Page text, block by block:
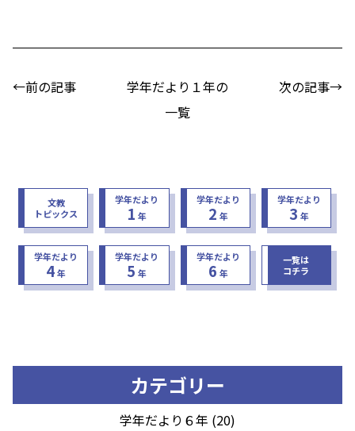
←前の記事
学年だより１年の
一覧
次の記事→
文教
トピックス
学年だより
1 年
学年だより
2 年
学年だより
3 年
学年だより
4年
学年だより
5 年
学年だより
6 年
一覧は
コチラ
カテゴリー
学年だより６年 (20)